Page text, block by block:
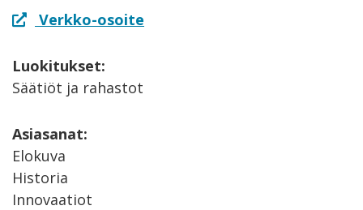
Verkko-osoite
Luokitukset:
Säätiöt ja rahastot
Asiasanat:
Elokuva
Historia
Innovaatiot